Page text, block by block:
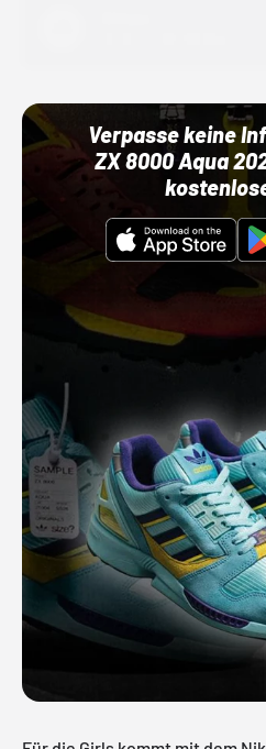
Verpasse keine
ZX 8000 Aqua